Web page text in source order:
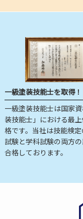
一級塗装技能士を取得！
一級塗装技能士は国家
装技能士」における最
格です。当社は技能検
試験と学科試験の両方
合格しております。